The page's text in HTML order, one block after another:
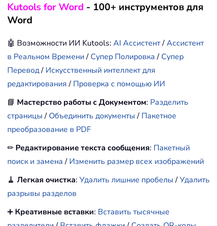
Kutools for Word - 100+ инструментов для
Word
🤖 Возможности ИИ Kutools: AI Ассистент/Ассистент
в Реальном Времени/ Супер Полировка/ Супер
Перевод/ Искусственный интеллект для
редактирования/ Проверка с помощью ИИ
📘 Мастерство работы с Документом: Разделить
страницы/ Объединить документы/ Пакетное
преобразование в PDF
✏ Редактирование текста сообщения: Пакетный
поиск и замена/ Изменить размер всех изображений
🧹 Легкая очистка: Удалить лишние пробелы/Удалить
разрывы разделов
➕ Креативные вставки: Вставить тысячные